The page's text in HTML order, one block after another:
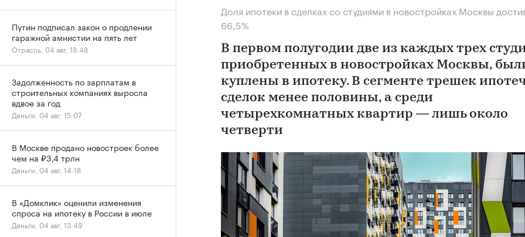
Доля ипотеки в сделках со студиями в новостройках Москвы
66,5%
В первом полугодии две из каждых трех
приобретенных в новостройках Москвы,
куплены в ипотеку. В сегменте трешек
сделок менее половины, а среди
четырехкомнатных квартир — лишь около
четверти
Путин подписал закон о продлении
гаражной амнистии на пять лет
Отрасль, 04 авг, 18:48
Задолженность по зарплатам в
строительных компаниях выросла
вдвое за год
Деньги, 04 авг, 15:07
В Москве продано новостроек более
чем на ₽3,4 трлн
Деньги, 04 авг, 14:18
В «Домклик» оценили изменения
спроса на ипотеку в России в июле
Деньги, 04 авг, 13:49